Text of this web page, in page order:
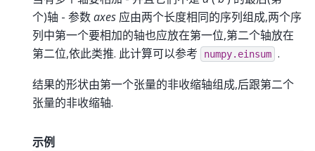
个)轴 - 参数axes 应由两个长度相同的序列组成,两个序
列中第一个要相加的轴也应放在第一位,第二个轴放在
第二位,依此类推. 此计算可以参考
numpy.einsum .
结果的形状由第一个张量的非收缩轴组成,后跟第二个
张量的非收缩轴.
示例